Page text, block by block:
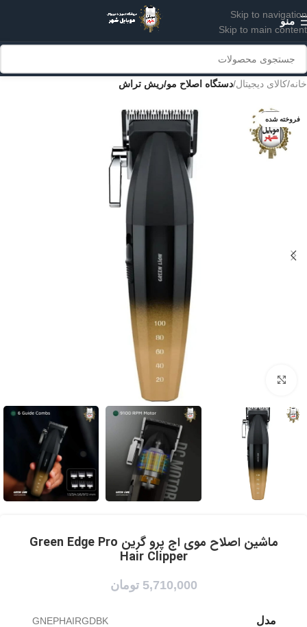
Skip to navigation
Skip to main content
منو
خانه کالای دیجیتال دستگاه اصلاح مو/ریش تراش
فروخته شده
برای بزرگنمایی کلیک کنید
ماشین اصلاح موی اج پرو گرین Green Edge Pro
Hair Clipper
5,710,000 تومان
مدل GNEPHAIRGDBK